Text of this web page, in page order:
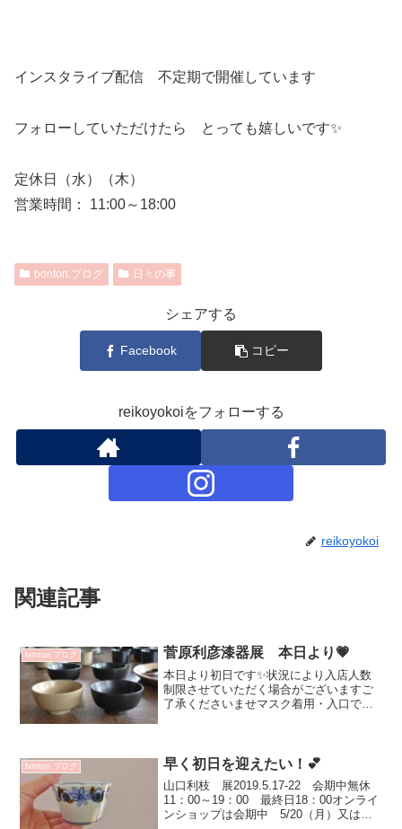
インスタライブ配信 不定期で開催しています
フォローしていただけたら とっても嬉しいです✨
定休日（水）（木）
営業時間： 11:00～18:00
bonton.ブログ 日々の事
シェアする
Facebook コピー
reikoyokoiをフォローする
reikoyokoi
関連記事
bonton.ブログ 菅原利彦漆器展 本日より💗
本日より初日です✨状況により入店人数
制限させていただく場合がございますご
了承くださいませマスク着用・入口での
椀（錫黒）（象牙...
bonton.ブログ 早く初日を迎えたい！💕
山口利枝 展2019.5.17-22 会期中無休
11：00～19：00 最終日18：00オンライ
ンショップは会期中 5/20（月）又は